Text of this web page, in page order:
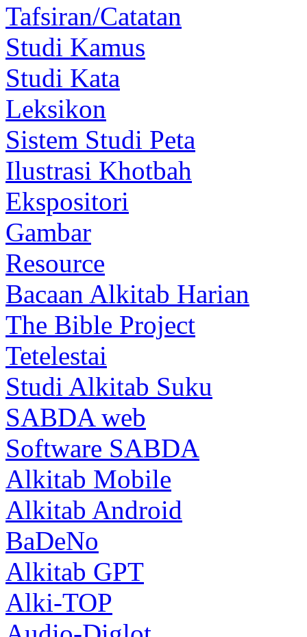
Tafsiran/Catatan
Studi Kamus
Studi Kata
Leksikon
Sistem Studi Peta
Ilustrasi Khotbah
Ekspositori
Gambar
Resource
Bacaan Alkitab Harian
The Bible Project
Tetelestai
Studi Alkitab Suku
SABDA web
Software SABDA
Alkitab Mobile
Alkitab Android
BaDeNo
Alkitab GPT
Alki-TOP